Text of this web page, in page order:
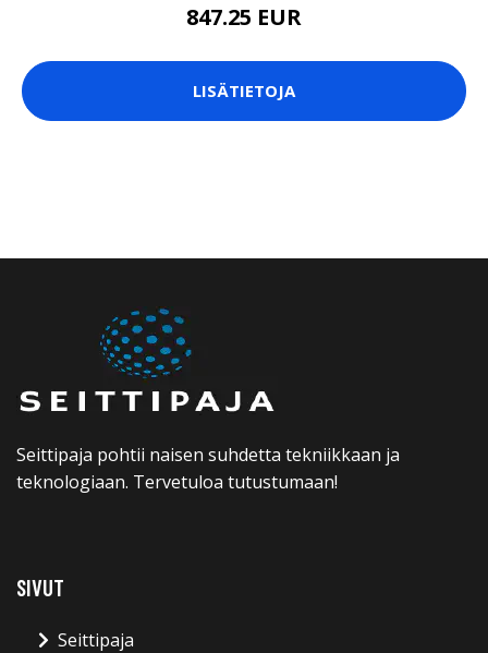
847.25 EUR
LISÄTIETOJA
Seittipaja pohtii naisen suhdetta tekniikkaan ja
teknologiaan. Tervetuloa tutustumaan!
SIVUT
Seittipaja